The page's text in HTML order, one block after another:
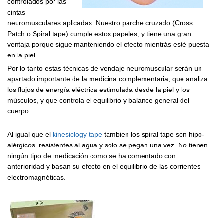
controlados por las
cintas
neuromusculares aplicadas. Nuestro parche cruzado (Cross
Patch o Spiral tape) cumple estos papeles, y tiene una gran
ventaja porque sigue manteniendo el efecto mientrás esté puesta
en la piel.
Por lo tanto estas técnicas de vendaje neuromuscular serán un
apartado importante de la medicina complementaria, que analiza
los flujos de energía eléctrica estimulada desde la piel y los
músculos, y que controla el equilibrio y balance general del
cuerpo.
Al igual que el kinesiology tape tambien los spiral tape son hipo-
alérgicos, resistentes al agua y solo se pegan una vez. No tienen
ningún tipo de medicación como se ha comentado con
anterioridad y basan su efecto en el equilibrio de las corrientes
electromagnéticas.